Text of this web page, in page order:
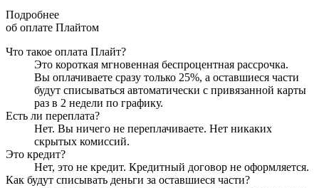
Подробнее
об оплате Плайтом
Что такое оплата Плайт?
Это короткая мгновенная беспроцентная рассрочка.
Вы оплачиваете сразу только 25%, а оставшиеся части
будут списываться автоматически с привязанной карты
раз в 2 недели по графику.
Есть ли переплата?
Нет. Вы ничего не переплачиваете. Нет никаких
скрытых комиссий.
Это кредит?
Нет, это не кредит. Кредитный договор не оформляется.
Как будут списывать деньги за оставшиеся части?